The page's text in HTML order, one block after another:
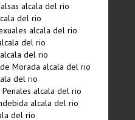
alcala del rio
del rio
alcala del rio
del rio
del rio
Morada alcala del rio
del rio
alcala del rio
alcala del rio
del rio